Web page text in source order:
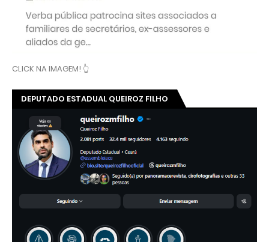
CLICK NA IMAGEM! 👆
DEPUTADO ESTADUAL QUEIROZ FILHO